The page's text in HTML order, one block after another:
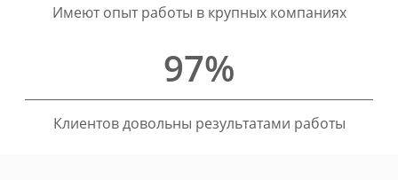
Имеют опыт работы в крупных компаниях
97%
Клиентов довольны результатами работы